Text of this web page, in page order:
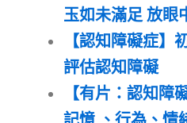
玉如未滿足 放眼
【認知障礙症】
評估認知障礙
【有片：認知障